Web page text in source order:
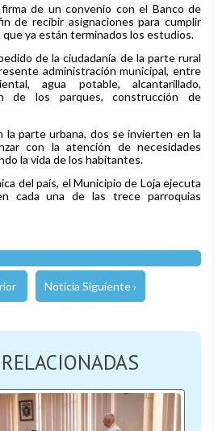
de un convenio con el Banco de
de recibir asignaciones para cumplir
ya están terminados los estudios.
de la ciudadanía de la parte rural
administración municipal, entre
agua potable, alcantarillado,
de los parques, construcción de
la parte urbana, dos se invierten en la
con la atención de necesidades
la vida de los habitantes.
del país, el Municipio de Loja ejecuta
cada una de las trece parroquias
Noticia Siguiente ›